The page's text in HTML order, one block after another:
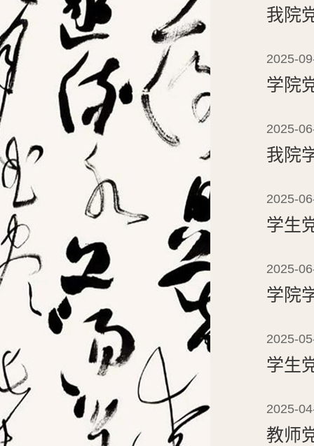
我院
2025-
学院
2025-
我院
2025-
学生
2025-
学院
2025-
学生
2025-
教师